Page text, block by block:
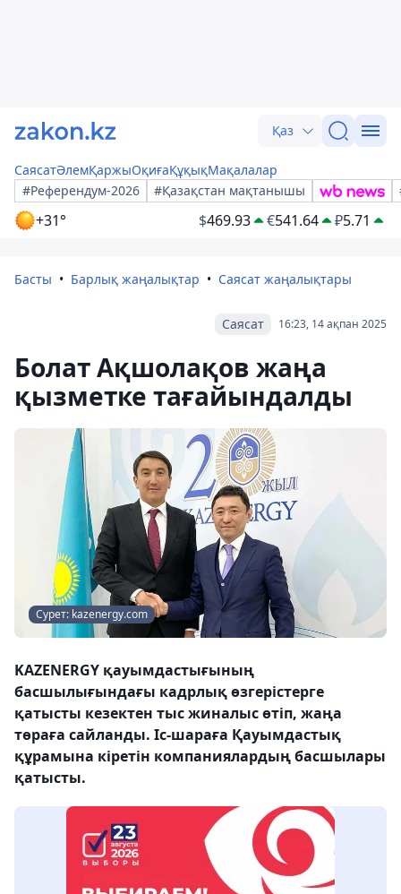
Қаз
СаясатӘлемҚаржыОқиғаҚұқықМақалалар
#Референдум-2026
#Қазақстан мақтанышы
+31° $469.93 €541.64 ₽5.71
Басты Барлық жаңалықтар Саясат жаңалықтары
16:23, 14 ақпан 2025
Саясат
Болат Ақшолақов жаңа
қызметке тағайындалды
Сурет: kazenergy.com
KAZENERGY қауымдастығының
басшылығындағы кадрлық өзгерістерге
қатысты кезектен тыс жиналыс өтіп, жаңа
төраға сайланды. Іс-шараға Қауымдастық
құрамына кіретін компаниялардың басшылары
қатысты.